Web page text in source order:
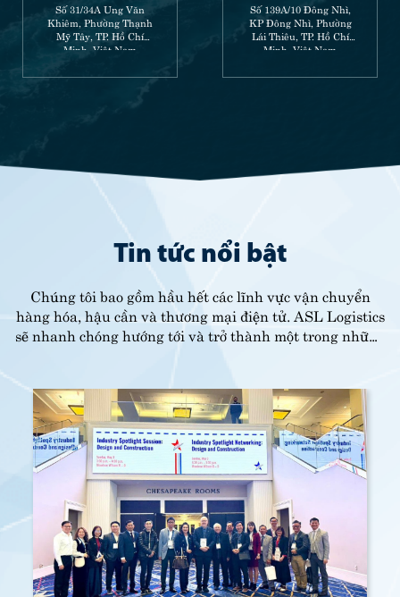
Số 31/34A Ung Văn
Khiêm, Phường Thạnh
Mỹ Tây, TP. Hồ Chí
Minh, Việt Nam
Số 139A/10 Đông Nhì,
KP Đông Nhì, Phường
Lái Thiêu, TP. Hồ Chí
Minh, Việt Nam
Tin tức nổi bật
Chúng tôi bao gồm hầu hết các lĩnh vực vận chuyển
hàng hóa, hậu cần và thương mại điện tử. ASL Logistics
sẽ nhanh chóng hướng tới và trở thành một trong những